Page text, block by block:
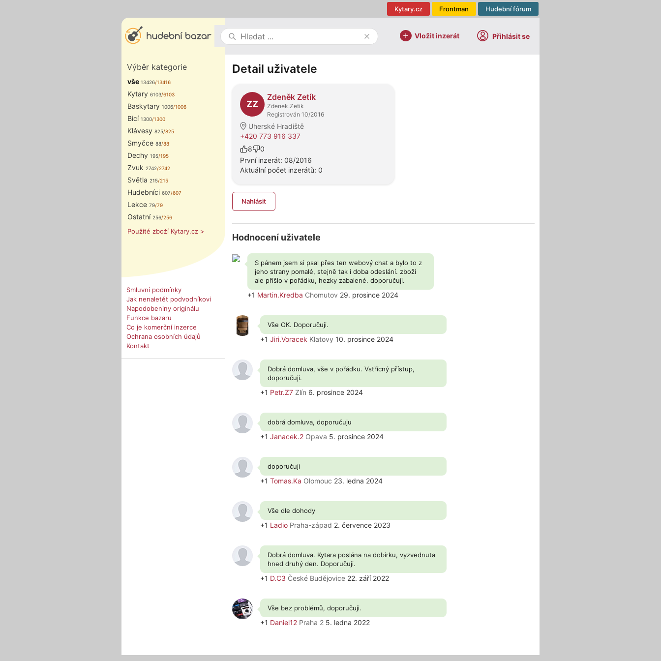
Hudební fórum
Frontman
Kytary.cz
Vložit inzerát Přihlásit se
Výběr kategorie
vše 13426/13416
Kytary 6103/6103
Baskytary 1006/1006
Bicí 1300/1300
Klávesy 825/825
Smyčce 88/88
Dechy 195/195
Zvuk 2742/2742
Světla 215/215
Hudebníci 607/607
Lekce 79/79
Ostatní 256/256
Použité zboží Kytary.cz >
Smluvní podmínky
Jak nenaletět podvodníkovi
Napodobeniny originálu
Funkce bazaru
Co je komerční inzerce
Ochrana osobních údajů
Kontakt
Detail uživatele
ZZ
Zdeněk Zetík
Zdenek.Zetik
Registrován 10/2016
Uherské Hradiště
+420 773 916 337
8
0
První inzerát: 08/2016
Aktuální počet inzerátů: 0
Nahlásit
Hodnocení uživatele
S pánem jsem si psal přes ten webový chat a bylo to z
jeho strany pomalé, stejně tak i doba odeslání. zboží
ale přišlo v pořádku, hezky zabalené. doporučuji.
+1 Martin.Kredba Chomutov 29. prosince 2024
Vše OK. Doporučuji.
+1 Jiri.Voracek Klatovy 10. prosince 2024
Dobrá domluva, vše v pořádku. Vstřícný přístup,
doporučuji.
+1 Petr.Z7 Zlín 6. prosince 2024
dobrá domluva, doporučuju
+1 Janacek.2 Opava 5. prosince 2024
doporučuji
+1 Tomas.Ka Olomouc 23. ledna 2024
Vše dle dohody
+1 Ladio Praha-západ 2. července 2023
Dobrá domluva. Kytara poslána na dobírku, vyzvednuta
hned druhý den. Doporučuji.
+1 D.C3 České Budějovice 22. září 2022
Vše bez problémů, doporučuji.
+1 Daniel12 Praha 2 5. ledna 2022